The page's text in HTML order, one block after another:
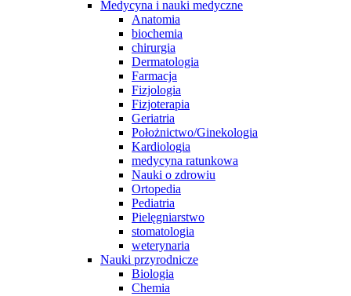
Medycyna i nauki medyczne
Anatomia
biochemia
chirurgia
Dermatologia
Farmacja
Fizjologia
Fizjoterapia
Geriatria
Położnictwo/Ginekologia
Kardiologia
medycyna ratunkowa
Nauki o zdrowiu
Ortopedia
Pediatria
Pielęgniarstwo
stomatologia
weterynaria
Nauki przyrodnicze
Biologia
Chemia